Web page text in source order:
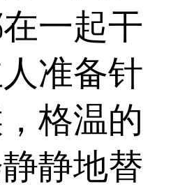
一起干
准备针
格温的
静地替